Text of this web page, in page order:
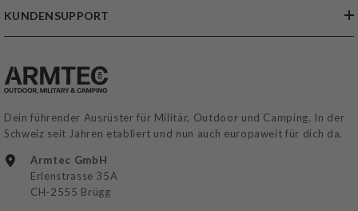
KUNDENSUPPORT
Dein führender Ausrüster für Militär, Outdoor und Camping. In der
Schweiz seit Jahren etabliert und nun auch europaweit für dich da.
Armtec GmbH
Erlenstrasse 35A
CH-2555 Brügg